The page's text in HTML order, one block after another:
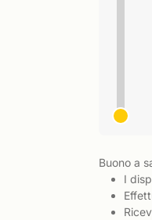
Buono a
I